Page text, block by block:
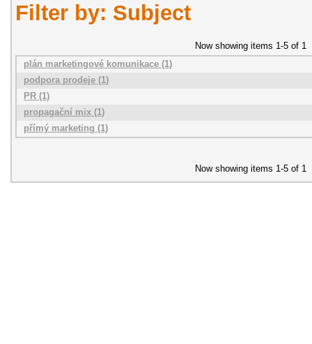
Filter by: Subject
Now showing items 1-5 of 1
plán marketingové komunikace (1)
podpora prodeje (1)
PR (1)
propagační mix (1)
přímý marketing (1)
Now showing items 1-5 of 1